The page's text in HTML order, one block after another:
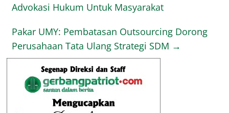
Advokasi Hukum Untuk Masyarakat
Pakar UMY: Pembatasan Outsourcing Dorong
Perusahaan Tata Ulang Strategi SDM →